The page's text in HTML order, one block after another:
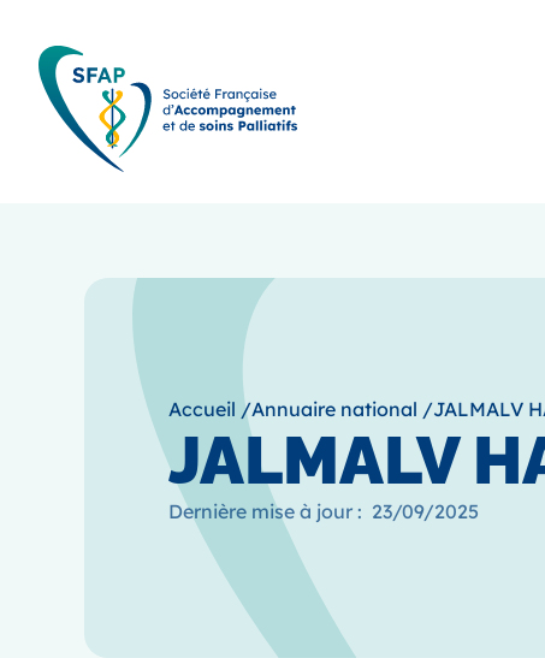
Accueil /Annuaire national /JALMALV
JALMALV
Dernière mise à jour : 23/09/2025